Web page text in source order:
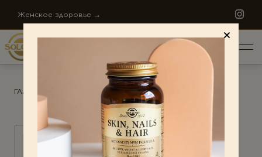
Женское здоровье →
ПО НАПРАВЛЕНИЯМ
Антистресс
ГЛАВНАЯ / ДИЕТА И ДЕТОКС